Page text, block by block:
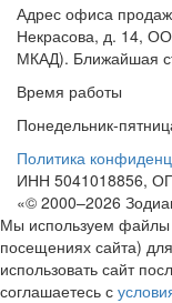
Адрес офиса
Некрасова, д. 14,
МКАД). Ближайшая
Время работы
Понедельник-
Политика
ИНН 5041018856,
«© 2000–2026
Мы используем
посещениях сайта)
использовать сайт
соглашаетесь с